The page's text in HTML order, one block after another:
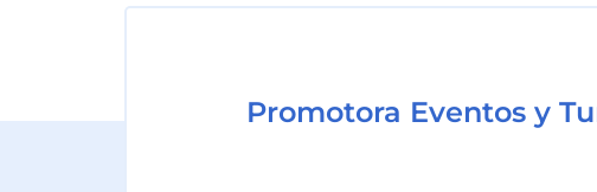
Promotora Eventos y